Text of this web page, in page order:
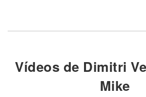
Vídeos de Dimitri
Mike